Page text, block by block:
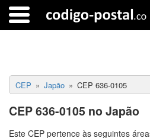
CEP Japão CEP 636-0105
CEP 636-0105 no Japão
Este CEP pertence às seguintes